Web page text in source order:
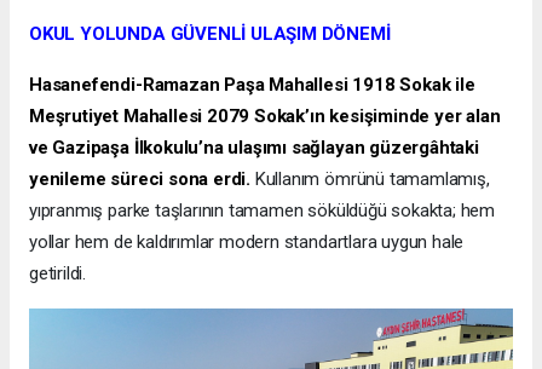
OKUL YOLUNDA GÜVENLİ ULAŞIM DÖNEMİ
Hasanefendi-Ramazan Paşa Mahallesi 1918 Sokak ile
Meşrutiyet Mahallesi 2079 Sokak’ın kesişiminde yer alan
ve Gazipaşa İlkokulu’na ulaşımı sağlayan güzergâhtaki
yenileme süreci sona erdi. Kullanım ömrünü tamamlamış,
yıpranmış parke taşlarının tamamen söküldüğü sokakta; hem
yollar hem de kaldırımlar modern standartlara uygun hale
getirildi.